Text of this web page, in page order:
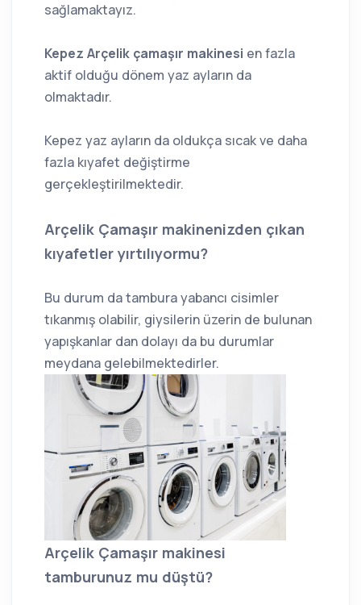
sağlamaktayız.
Kepez Arçelik çamaşır makinesi en fazla
aktif olduğu dönem yaz ayların da
olmaktadır.
Kepez yaz ayların da oldukça sıcak ve daha
fazla kıyafet değiştirme
gerçekleştirilmektedir.
Arçelik Çamaşır makinenizden çıkan
kıyafetler yırtılıyormu?
Bu durum da tambura yabancı cisimler
tıkanmış olabilir, giysilerin üzerin de bulunan
yapışkanlar dan dolayı da bu durumlar
meydana gelebilmektedirler.
Arçelik Çamaşır makinesi
tamburunuz mu düştü?